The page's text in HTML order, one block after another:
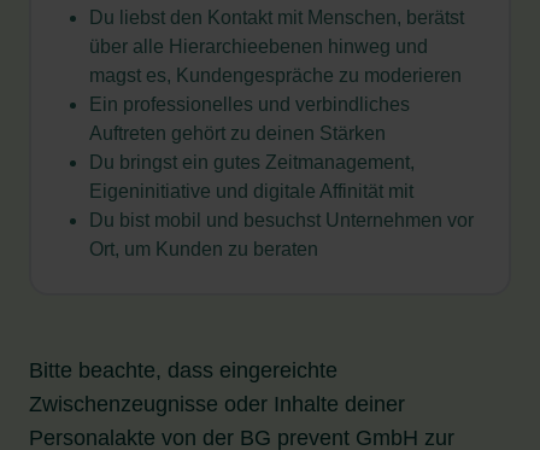
Du liebst den Kontakt mit Menschen, berätst
über alle Hierarchieebenen hinweg und
magst es, Kundengespräche zu moderieren
Ein professionelles und verbindliches
Auftreten gehört zu deinen Stärken
Du bringst ein gutes Zeitmanagement,
Eigeninitiative und digitale Affinität mit
Du bist mobil und besuchst Unternehmen vor
Ort, um Kunden zu beraten
Bitte beachte, dass eingereichte
Zwischenzeugnisse oder Inhalte deiner
Personalakte von der BG prevent GmbH zur